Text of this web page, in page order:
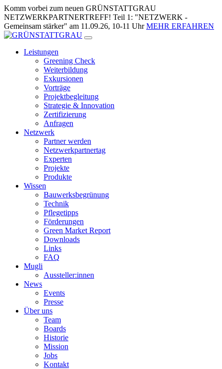
Zum
Inhalt
springen
Komm vorbei zum neuen GRÜNSTATTGRAU
NETZWERKPARTNERTREFF! Teil 1: "NETZWERK -
Gemeinsam stärker" am 11.09.26, 10-11 UhrMEHR ERFAHREN
Leistungen
Greening Check
Weiterbildung
Exkursionen
Vorträge
Projektbegleitung
Strategie & Innovation
Zertifizierung
Anfragen
Netzwerk
Partner werden
Netzwerkpartnertag
Experten
Projekte
Produkte
Wissen
Bauwerksbegrünung
Technik
Pflegetipps
Förderungen
Green Market Report
Downloads
Links
FAQ
Mugli
Aussteller:innen
News
Events
Presse
Über uns
Team
Boards
Historie
Mission
Jobs
Kontakt